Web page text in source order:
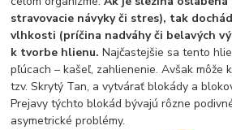
stravovacie návyky či stres), tak
vlhkosti (príčina nadváhy či belavých
k tvorbe hlienu. Najčastejšie sa tento
pľúcach – kašeľ, zahlienenie. Avšak môže
tzv. Skrytý Tan, a vytvárať blokády a
Prejavy týchto blokád bývajú rôzne
asymetrické problémy.